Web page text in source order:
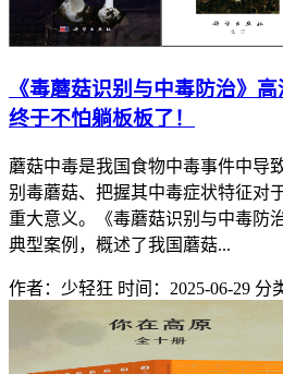
《毒蘑菇识别与中毒防治》
终于不怕躺板板了！
蘑菇中毒是我国食物中毒事件中导
别毒蘑菇、把握其中毒症状特征对
重大意义。《毒蘑菇识别与中毒防
典型案例，概述了我国蘑菇...
作者：少轻狂 时间：2025-06-29 分